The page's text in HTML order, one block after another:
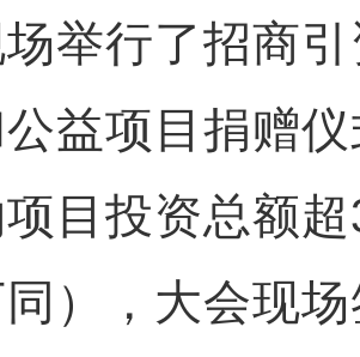
行了招商引
益项目捐赠
目投资总额
），大会现